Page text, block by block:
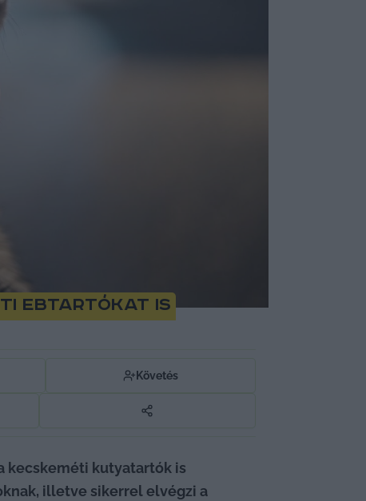
ebtartókat is
Követés
kecskeméti kutyatartók is
illetve sikerrel elvégzi a